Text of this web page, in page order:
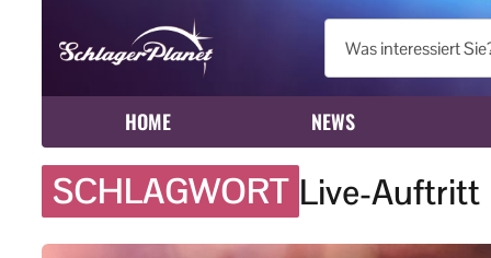
HOME NEWS
SCHLAGWORT Live-Auftritt